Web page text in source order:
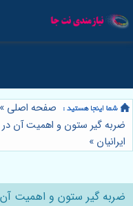
صفحه اصلی »
ضربه گیر ستون و اهمیت آن
ایرانیان »
ضربه گیر ستون و اهمیت